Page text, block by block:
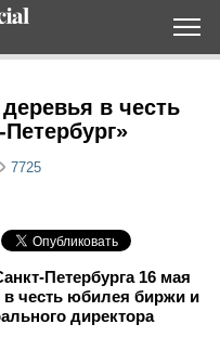
в честь
7725
Петербурга 16 мая
честь юбилея биржи и
директора